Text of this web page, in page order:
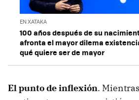
EN XATAKA
100 años después de su
afronta el mayor dilema
qué quiere ser de mayor
El punto de inflexión.